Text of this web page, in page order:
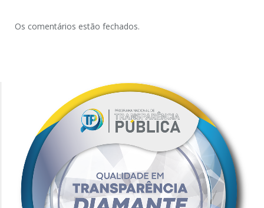
Os comentários estão fechados.